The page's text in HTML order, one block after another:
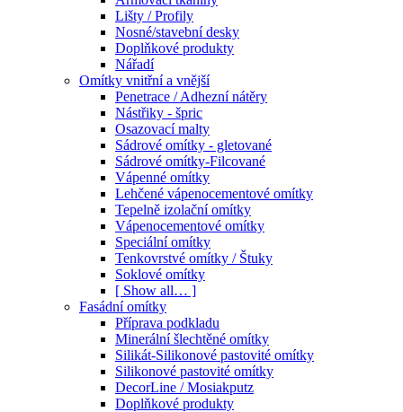
Lišty / Profily
Nosné/stavební desky
Doplňkové produkty
Nářadí
Omítky vnitřní a vnější
Penetrace / Adhezní nátěry
Nástřiky - špric
Osazovací malty
Sádrové omítky - gletované
Sádrové omítky-Filcované
Vápenné omítky
Lehčené vápenocementové omítky
Tepelně izolační omítky
Vápenocementové omítky
Speciální omítky
Tenkovrstvé omítky / Štuky
Soklové omítky
[ Show all… ]
Fasádní omítky
Příprava podkladu
Minerální šlechtěné omítky
Silikát-Silikonové pastovité omítky
Silikonové pastovité omítky
DecorLine / Mosiakputz
Doplňkové produkty